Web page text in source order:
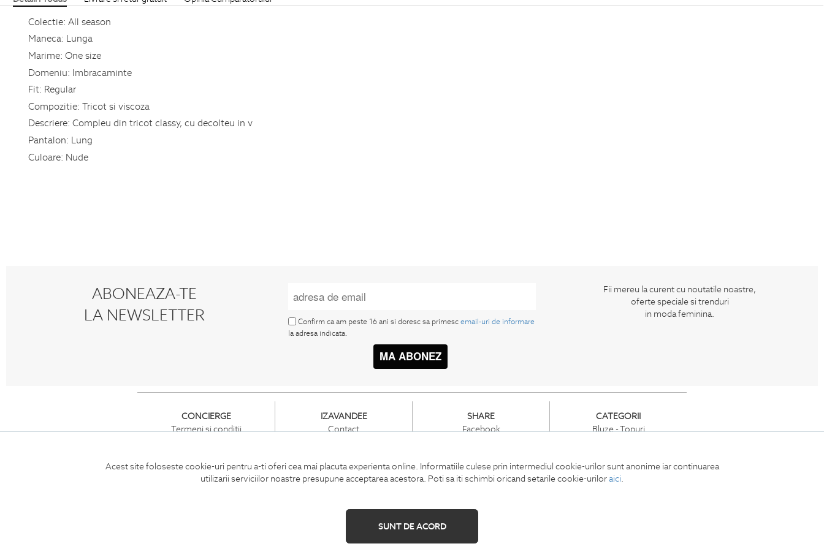
Acest site foloseste cookie-uri pentru a-ti oferi cea mai placuta experienta online. Informatiile culese prin intermediul cookie-urilor sunt anonime iar continuarea
utilizarii serviciilor noastre presupune acceptarea acestora. Poti sa iti schimbi oricand setarile cookie-uriloraici.
SUNT DE ACORD
Colectie: All season
Maneca: Lunga
Marime: One size
Domeniu: Imbracaminte
Fit: Regular
Compozitie: Tricot si viscoza
Descriere: Compleu din tricot classy, cu decolteu in v
Pantalon: Lung
Culoare: Nude
ABONEAZA-TE
LA NEWSLETTER
Confirm ca am peste 16 ani si doresc sa primesc email-uri de informare
la adresa indicata.
MA ABONEZ
Fii mereu la curent cu noutatile noastre,
oferte speciale si trenduri
in moda feminina.
CONCIERGE
Termeni si conditii
Feedback site
ANPC
IZAVANDEE
Contact
Intrebari frecvente
Sitemap
SHARE
Facebook
CATEGORII
Bluze - Topuri
Rochii
Compleuri